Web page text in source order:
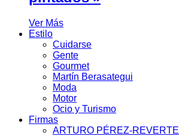
Ver Más
Estilo
Cuidarse
Gente
Gourmet
Martín Berasategui
Moda
Motor
Ocio y Turismo
Firmas
ARTURO PÉREZ-REVERTE